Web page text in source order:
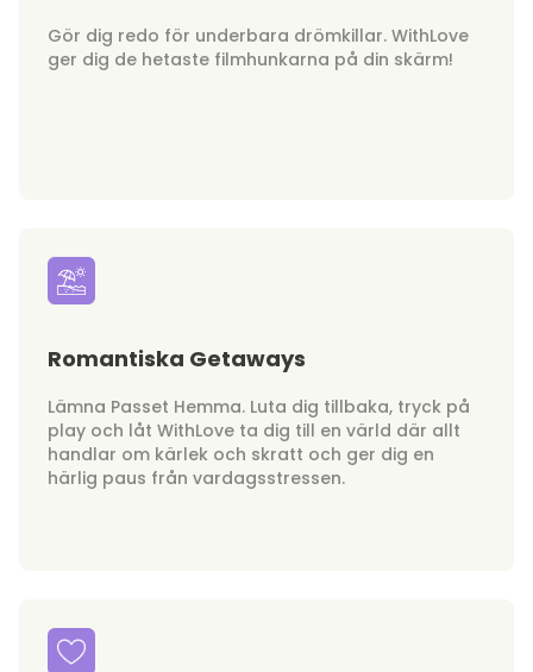
Gör dig redo för underbara drömkillar. WithLove
ger dig de hetaste filmhunkarna på din skärm!
Romantiska Getaways
Lämna Passet Hemma. Luta dig tillbaka, tryck på
play och låt WithLove ta dig till en värld där allt
handlar om kärlek och skratt och ger dig en
härlig paus från vardagsstressen.